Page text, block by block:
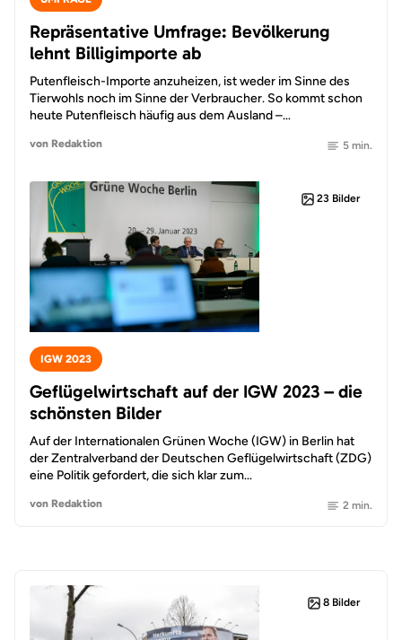
Repräsentative Umfrage: Bevölkerung
lehnt Billigimporte ab
Putenfleisch-Importe anzuheizen, ist weder im Sinne des
Tierwohls noch im Sinne der Verbraucher. So kommt schon
heute Putenfleisch häufig aus dem Ausland –…
von Redaktion 5 min.
23 Bilder
IGW 2023
Geflügelwirtschaft auf der IGW 2023 – die
schönsten Bilder
Auf der Internationalen Grünen Woche (IGW) in Berlin hat
der Zentralverband der Deutschen Geflügelwirtschaft (ZDG)
eine Politik gefordert, die sich klar zum…
von Redaktion 2 min.
8 Bilder